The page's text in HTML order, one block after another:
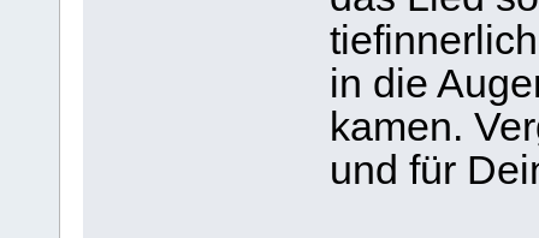
in die
kamen.
und für